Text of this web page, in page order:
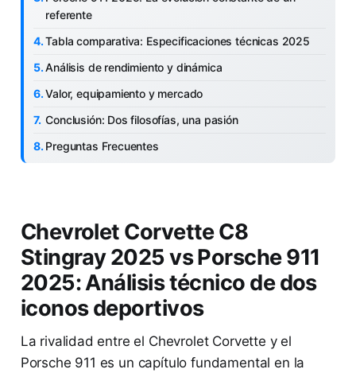
referente
Tabla comparativa: Especificaciones técnicas 2025
Análisis de rendimiento y dinámica
Valor, equipamiento y mercado
Conclusión: Dos filosofías, una pasión
Preguntas Frecuentes
Chevrolet Corvette C8
Stingray 2025 vs Porsche 911
2025: Análisis técnico de dos
iconos deportivos
La rivalidad entre el Chevrolet Corvette y el
Porsche 911 es un capítulo fundamental en la